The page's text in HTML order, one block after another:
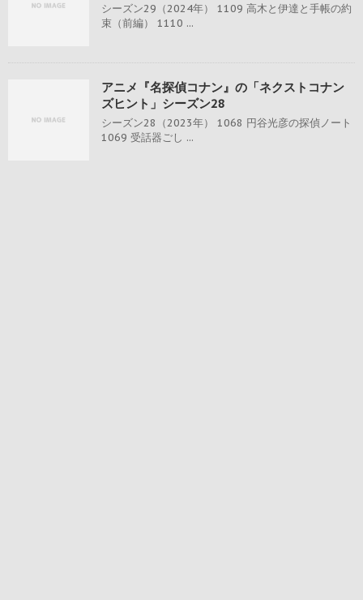
シーズン29（2024年） 1109 高木と伊達と手帳の約
束（前編） 1110 ...
アニメ『名探偵コナン』の「ネクストコナン
ズヒント」シーズン28
シーズン28（2023年） 1068 円谷光彦の探偵ノート
1069 受話器ごし ...